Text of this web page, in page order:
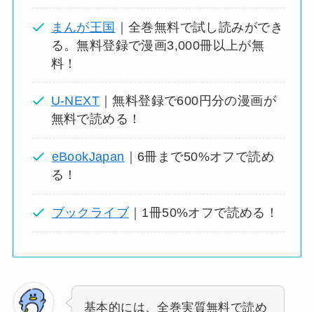
まんが王国 ｜全巻無料で試し読みができ
る。無料登録で漫画3,000冊以上が無
料！
U-NEXT ｜無料登録で600円分の漫画が
無料で読める！
eBookJapan ｜6冊まで50%オフで読め
る！
ブックライブ ｜1冊50%オフで読める！
基本的には、全巻実質無料で読め